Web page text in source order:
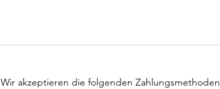
Wir akzeptieren die folgenden Zahlungsmethoden